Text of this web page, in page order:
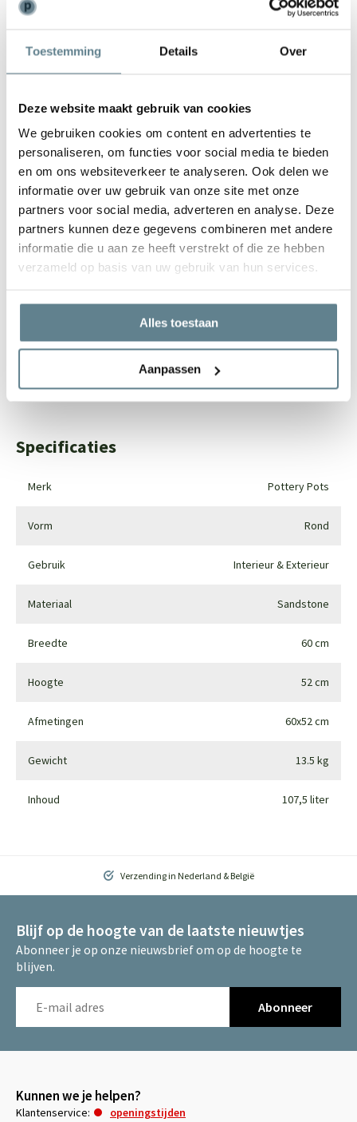
Toestemming Details Over
Deze website maakt gebruik van cookies
We gebruiken cookies om content en advertenties te
personaliseren, om functies voor social media te bieden
en om ons websiteverkeer te analyseren. Ook delen we
informatie over uw gebruik van onze site met onze
partners voor social media, adverteren en analyse. Deze
partners kunnen deze gegevens combineren met andere
informatie die u aan ze heeft verstrekt of die ze hebben
verzameld op basis van uw gebruik van hun services.
Alles toestaan
Aanpassen
Weinig onderhoud
De plantenbak is zeer gemakkelijk in onderhoud. Is de plantenbak
borstel of doek en met lauw water. Gebruik
geen
We staan voor je klaar
Wil je advies of heb je een vraag? Neem contact op met ons
team!
Bel0344-228104
Mailinfo@polyesterplantenbakken.nl
0344-228104
Specificaties
Merk Pottery Pots
Vorm Rond
Gebruik Interieur & Exterieur
Materiaal Sandstone
Breedte 60 cm
Hoogte 52 cm
Afmetingen 60x52 cm
Gewicht 13.5 kg
Inhoud 107,5 liter
Verzending in Nederland & België
Blijf op de hoogte van de laatste nieuwtjes
Abonneer je op onze nieuwsbrief om op de hoogte te
blijven.
Abonneer
Kunnen we je helpen?
Klantenservice:
openingstijden